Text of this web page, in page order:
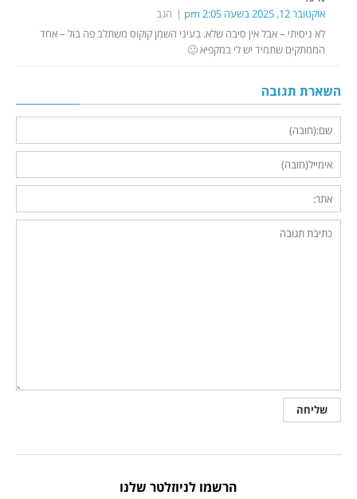
אוקטובר 12, 2025 בשעה 2:05 pm
הגב
לא ניסיתי – אבל אין סיבה שלא. בעיני השמן קוקוס משתלב פה בול – אחד
הממתקים שתמיד יש לי במקפיא 🙂
השארת תגובה
הרשמו לניוזלטר שלנו